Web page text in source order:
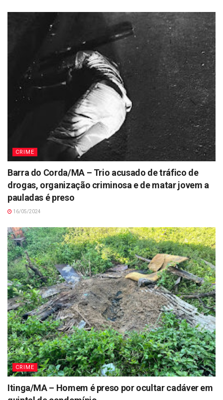
CRIME
Barra do Corda/MA – Trio acusado de tráfico de
drogas, organização criminosa e de matar jovem a
pauladas é preso
16/05/2024
CRIME
Itinga/MA – Homem é preso por ocultar cadáver em